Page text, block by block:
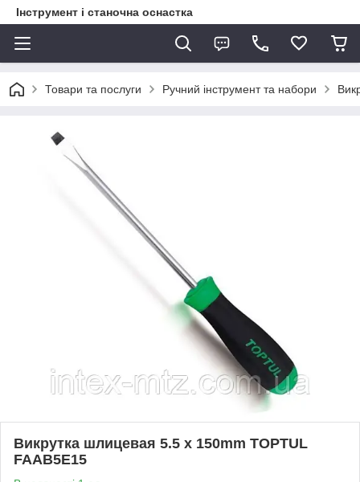
Інструмент і станочна оснастка
Товари та послуги Ручний інструмент та набори
Викрутка шлицевая 5.5 x 150mm TOPTUL
FAAB5E15